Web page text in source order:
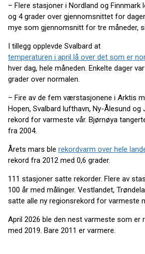
– Flere stasjoner i Nordland og Finnmark
og 4 grader over gjennomsnittet for
mye som gjennomsnitt for tre måneder,
I tillegg opplevde Svalbard at
temperaturen i april lå over det som er
hver dag, hele måneden. Enkelte dager
grader over normalen.
– Fire av de fem værstasjonene i Arktis
Hopen, Svalbard lufthavn, Ny-Ålesund og
rekord for varmeste vår. Bjørnøya
fra 2004.
Årets mars ble rekordvarm over hele
rekord fra 2012 med 0,6 grader.
111 stasjoner satte rekorder. Flere av
100 år med målinger. Vestlandet,
satte alle ny regionsrekord for varmeste
April 2026 ble den nest varmeste som er
med 2019. Bare 2011 er varmere.